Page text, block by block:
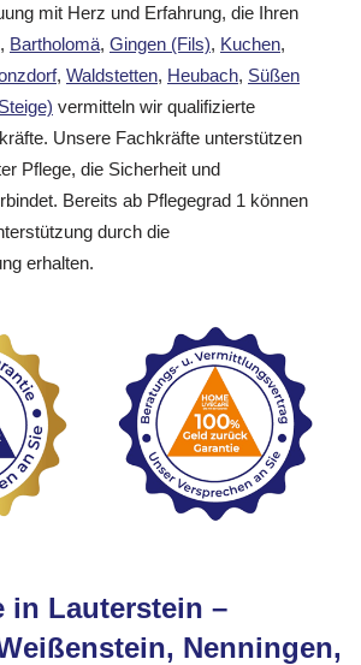
mit Herz und Erfahrung, die Ihren
Bartholomä, Gingen (Fils), Kuchen,
, Waldstetten, Heubach, Süßen
vermitteln wir qualifizierte
Unsere Fachkräfte unterstützen
Pflege, die Sicherheit und
Bereits ab Pflegegrad 1 können
durch die
erhalten.
in Lauterstein –
Nenningen,